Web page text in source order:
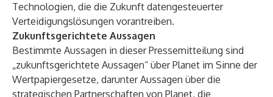
Technologien, die die Zukunft datengesteuerter
Verteidigungslösungen vorantreiben.
Zukunftsgerichtete Aussagen
Bestimmte Aussagen in dieser Pressemitteilung sind
„zukunftsgerichtete Aussagen“ über Planet im Sinne der
Wertpapiergesetze, darunter Aussagen über die
strategischen Partnerschaften von Planet, die